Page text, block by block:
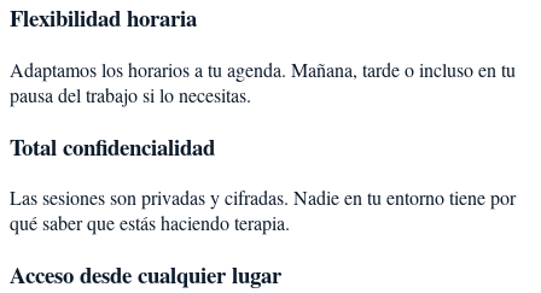
Flexibilidad horaria
Adaptamos los horarios a tu agenda. Mañana, tarde o incluso en tu
pausa del trabajo si lo necesitas.
Total confidencialidad
Las sesiones son privadas y cifradas. Nadie en tu entorno tiene por
qué saber que estás haciendo terapia.
Acceso desde cualquier lugar